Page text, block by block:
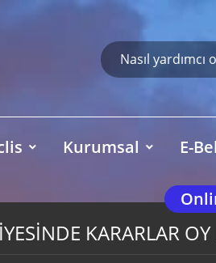
Kurumsal E-
KARARLAR